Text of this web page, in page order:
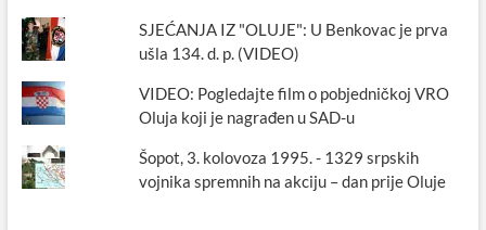
SJEĆANJA IZ "OLUJE": U Benkovac je prva
ušla 134. d. p. (VIDEO)
VIDEO: Pogledajte film o pobjedničkoj VRO
Oluja koji je nagrađen u SAD-u
Šopot, 3. kolovoza 1995. - 1329 srpskih
vojnika spremnih na akciju – dan prije Oluje